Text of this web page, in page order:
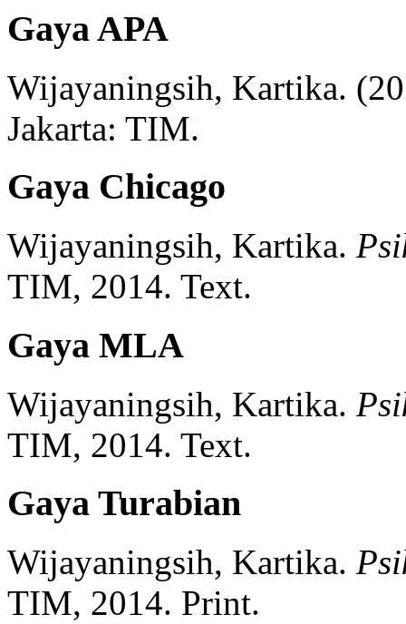
Gaya APA
Wijayaningsih, Kartika.
Jakarta: TIM.
Gaya Chicago
Wijayaningsih, Kartika.
TIM, 2014. Text.
Gaya MLA
Wijayaningsih, Kartika.
TIM, 2014. Text.
Gaya Turabian
Wijayaningsih, Kartika.
TIM, 2014. Print.